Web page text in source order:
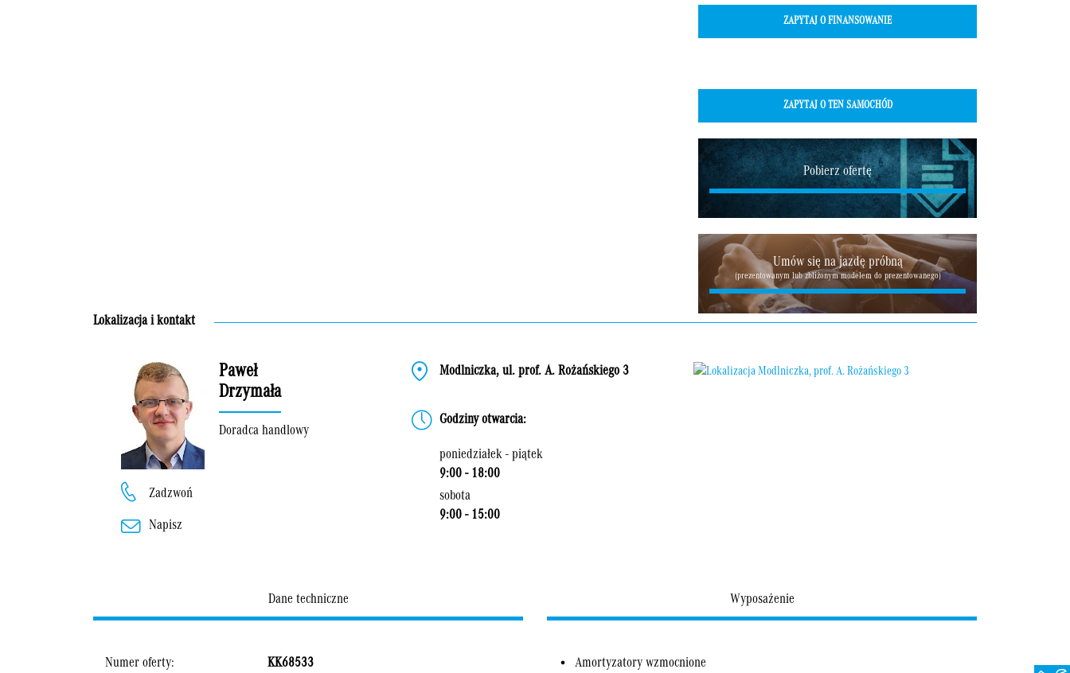
ZAPYTAJ O FINANSOWANIE
ZAPYTAJ O TEN SAMOCHÓD
Pobierz ofertę
Umów się na jazdę próbną
(prezentowanym lub zbliżonym modelem do prezentowanego)
Lokalizacja i kontakt
Paweł
Drzymała
Doradca handlowy
Zadzwoń
Napisz
Modlniczka, ul. prof. A. Rożańskiego 3
Godziny otwarcia:
poniedziałek - piątek
9:00 - 18:00
sobota
9:00 - 15:00
Dane techniczne
Numer oferty: KK68533
Wyposażenie
Amortyzatory wzmocnione